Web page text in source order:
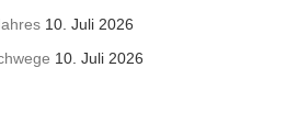
10. Juli 2026
10. Juli 2026